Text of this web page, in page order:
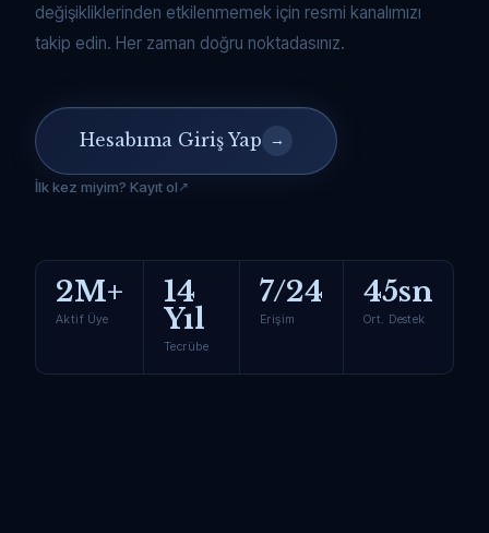
değişikliklerinden etkilenmemek için resmi kanalımızı
takip edin. Her zaman doğru noktadasınız.
Hesabıma Giriş Yap →
İlk kez miyim? Kayıt ol
2M+
Aktif Üye
14
Yıl
Tecrübe
7/24
Erişim
45sn
Ort. Destek